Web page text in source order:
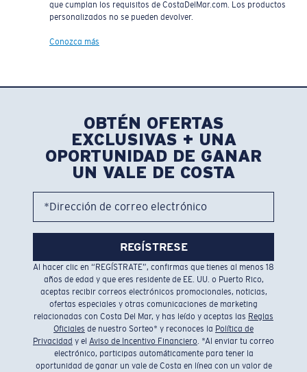
que cumplan los requisitos de CostaDelMar.com. Los productos
personalizados no se pueden devolver.
Conozca más
OBTÉN OFERTAS
EXCLUSIVAS + UNA
OPORTUNIDAD DE GANAR
UN VALE DE COSTA
*Dirección de correo electrónico
REGÍSTRESE
Al hacer clic en “REGÍSTRATE”, confirmas que tienes al menos 18
años de edad y que eres residente de EE. UU. o Puerto Rico,
aceptas recibir correos electrónicos promocionales, noticias,
ofertas especiales y otras comunicaciones de marketing
relacionadas con Costa Del Mar, y has leído y aceptas las Reglas
Oficiales de nuestro Sorteo* y reconoces la Política de
Privacidad y el Aviso de Incentivo Financiero. *Al enviar tu correo
electrónico, participas automáticamente para tener la
oportunidad de ganar un vale de Costa en línea con un valor de